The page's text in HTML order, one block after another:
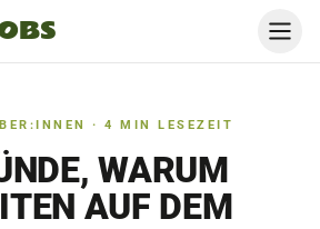
·4 MIN LESEZEIT
WARUM
AUF DEM